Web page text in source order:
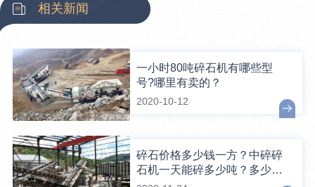
相关新闻
一小时80吨碎石机有哪些型
号?哪里有卖的？
2020-10-12
碎石价格多少钱一方？中碎碎
石机一天能碎多少吨？多少钱
一台？